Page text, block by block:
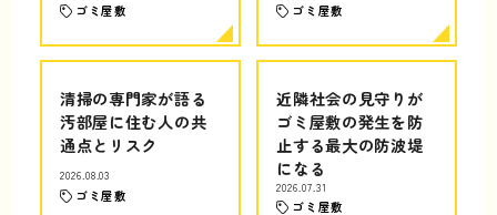
ゴミ屋敷 ゴミ屋敷
清掃の専門家が語る
汚部屋に住む人の共
通点とリスク
2026.08.03
ゴミ屋敷
近隣社会の見守りが
ゴミ屋敷の発生を防
止する最大の防波堤
になる
2026.07.31
ゴミ屋敷